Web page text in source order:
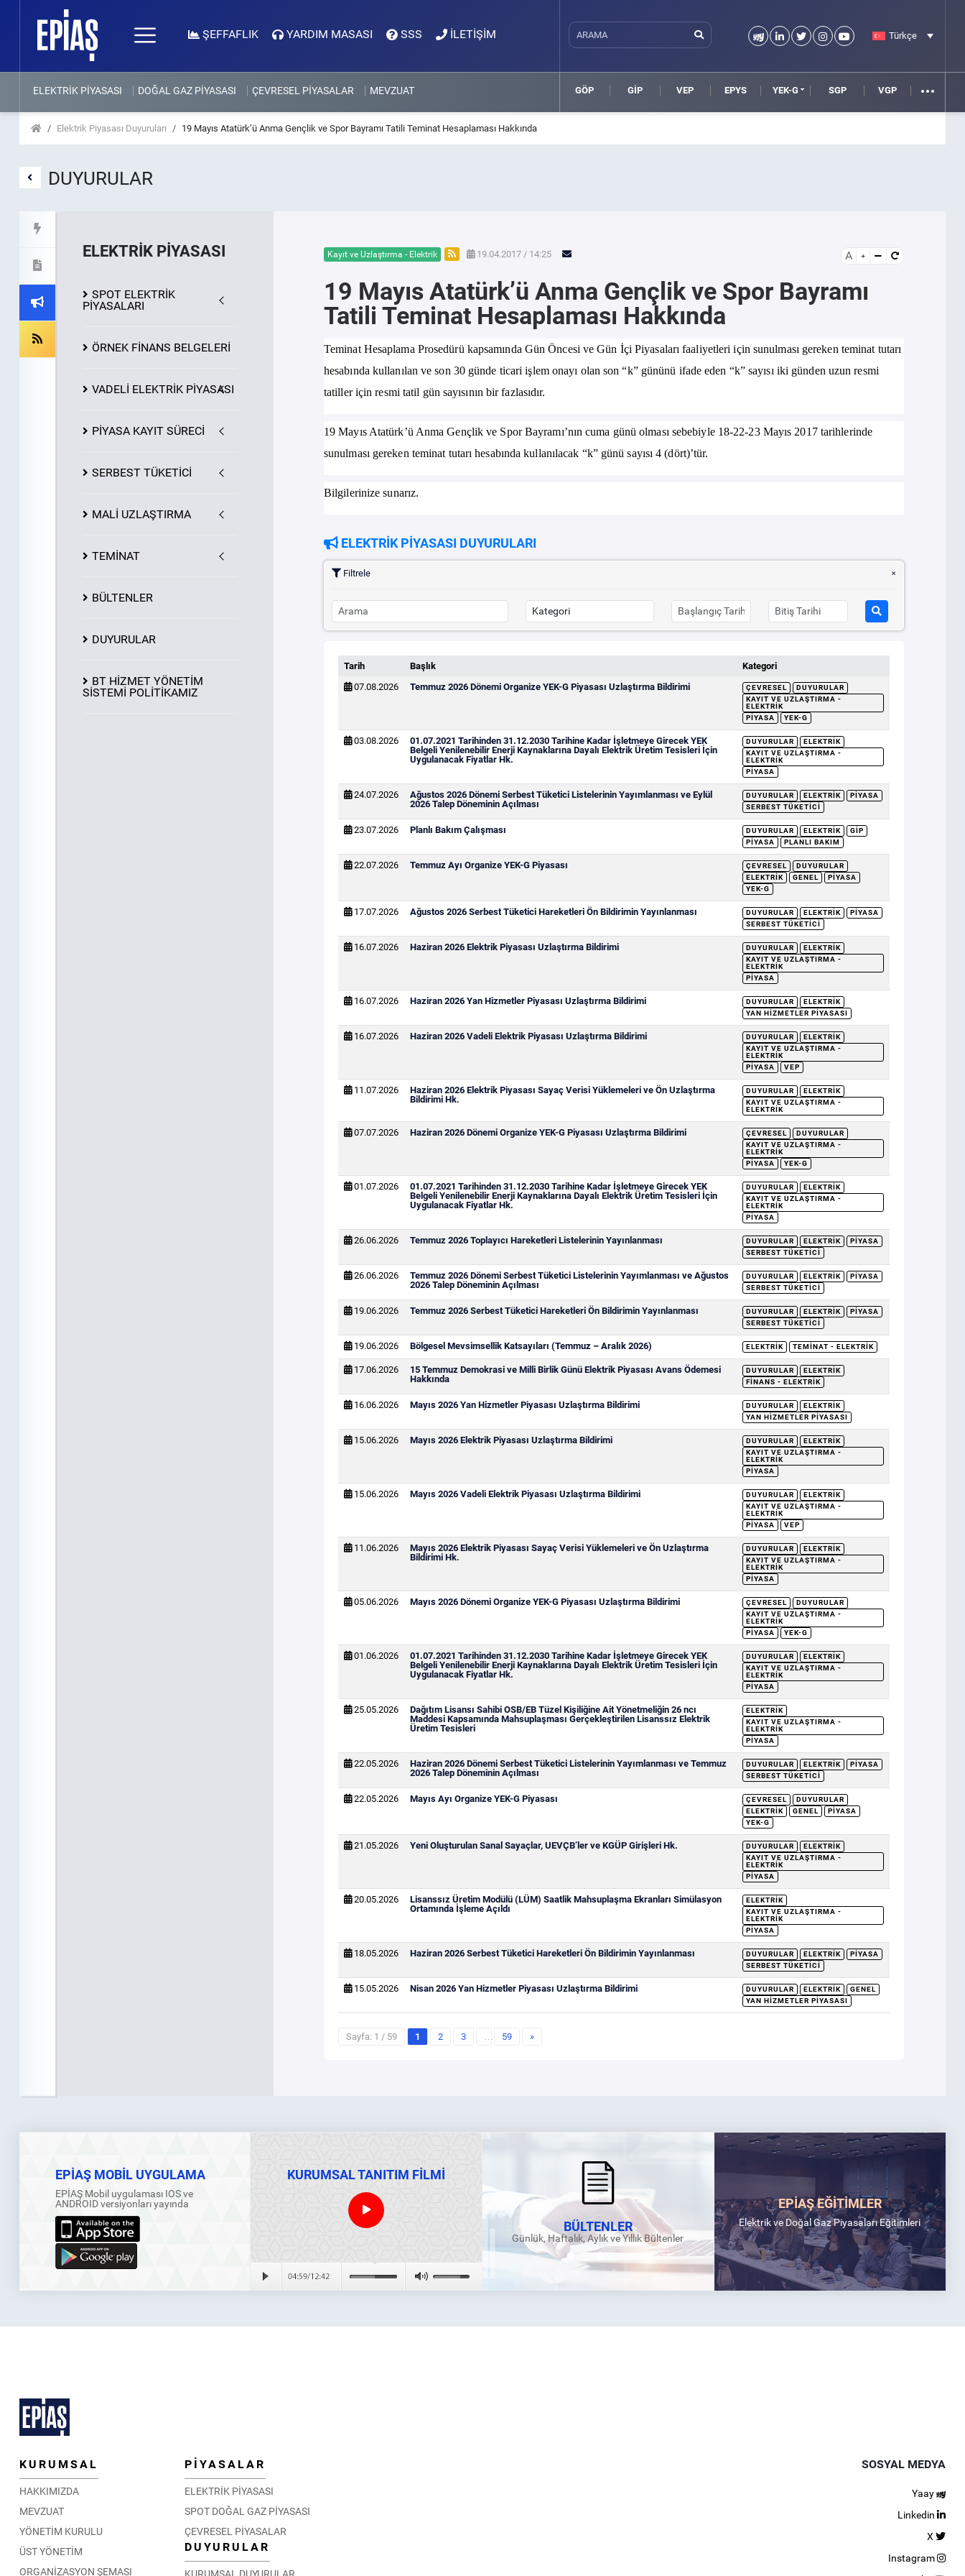
ŞEFFAFLIK YARDIM MASASI SSS İLETİŞİM Türkçe
ELEKTRİK PİYASASI DOĞAL GAZ PİYASASI ÇEVRESEL PİYASALAR MEVZUAT GÖP GİP VEP EPYS YEK-G SGP VGP
Elektrik Piyasası Duyuruları 19 Mayıs Atatürk’ü Anma Gençlik ve Spor Bayramı Tatili Teminat Hesaplaması Hakkında
DUYURULAR
ELEKTRİK PİYASASI
SPOT ELEKTRİK
PİYASALARI
ÖRNEK FİNANS BELGELERİ
VADELİ ELEKTRİK PİYASASI
PİYASAKAYIT SÜRECİ
SERBEST TÜKETİCİ
MALİ UZLAŞTIRMA
TEMİNAT
BÜLTENLER
DUYURULAR
BT HİZMET YÖNETİM
SİSTEMİ POLİTİKAMIZ
Kayıt ve Uzlaştırma - Elektrik 19.04.2017 / 14:25 A
19 Mayıs Atatürk’ü Anma Gençlik ve Spor Bayramı
Tatili Teminat Hesaplaması Hakkında
Teminat Hesaplama Prosedürü kapsamında Gün Öncesi ve Gün İçi Piyasaları faaliyetleri için sunulması gereken teminat tutarı
hesabında kullanılan ve son 30 günde ticari işlem onayı olan son “k” gününü ifade eden “k” sayısı iki günden uzun resmi
tatiller için resmi tatil gün sayısının bir fazlasıdır.
19 Mayıs Atatürk’ü Anma Gençlik ve Spor Bayramı’nın cuma günü olması sebebiyle 18-22-23 Mayıs 2017 tarihlerinde
sunulması gereken teminat tutarı hesabında kullanılacak “k” günü sayısı 4 (dört)’tür.
Bilgilerinize sunarız.
ELEKTRİK PİYASASI DUYURULARI
Filtrele
Tarih Başlık
Kategori
07.08.2026
Temmuz 2026 Dönemi Organize YEK-G Piyasası Uzlaştırma Bildirimi ÇEVRESEL
DUYURULAR
KAYIT VE UZLAŞTIRMA -
ELEKTRIK
PIYASA
YEK-G
03.08.2026
01.07.2021 Tarihinden 31.12.2030 Tarihine Kadar İşletmeye Girecek YEK
Belgeli Yenilenebilir Enerji Kaynaklarına Dayalı Elektrik Üretim Tesisleri İçin
Uygulanacak Fiyatlar Hk.
DUYURULAR
ELEKTRIK
KAYIT VE UZLAŞTIRMA -
ELEKTRIK
PIYASA
24.07.2026
Ağustos 2026 Dönemi Serbest Tüketici Listelerinin Yayımlanması ve Eylül
2026 Talep Döneminin Açılması
DUYURULAR ELEKTRIK
PIYASA
SERBEST TÜKETICI
23.07.2026 Planlı Bakım Çalışması DUYURULAR ELEKTRIK
GİP
PIYASA
PLANLI BAKIM
22.07.2026 Temmuz Ayı Organize YEK-G Piyasası ÇEVRESEL
DUYURULAR
ELEKTRIK
GENEL
PIYASA
YEK-G
17.07.2026 Ağustos 2026 Serbest Tüketici Hareketleri Ön Bildirimin Yayınlanması DUYURULAR ELEKTRIK
PIYASA
SERBEST TÜKETICI
16.07.2026 Haziran 2026 Elektrik Piyasası Uzlaştırma Bildirimi DUYURULAR
ELEKTRIK
KAYIT VE UZLAŞTIRMA -
ELEKTRIK
PIYASA
16.07.2026 Haziran 2026 Yan Hizmetler Piyasası Uzlaştırma Bildirimi DUYURULAR
ELEKTRIK
YAN HIZMETLER PIYASASI
16.07.2026 Haziran 2026 Vadeli Elektrik Piyasası Uzlaştırma Bildirimi DUYURULAR
ELEKTRIK
KAYIT VE UZLAŞTIRMA -
ELEKTRIK
PIYASA
VEP
11.07.2026
Haziran 2026 Elektrik Piyasası Sayaç Verisi Yüklemeleri ve Ön Uzlaştırma
Bildirimi Hk.
DUYURULAR
ELEKTRIK
KAYIT VE UZLAŞTIRMA -
ELEKTRIK
07.07.2026 Haziran 2026 Dönemi Organize YEK-G Piyasası Uzlaştırma Bildirimi ÇEVRESEL
DUYURULAR
KAYIT VE UZLAŞTIRMA -
ELEKTRIK
PIYASA
YEK-G
01.07.2026
01.07.2021 Tarihinden 31.12.2030 Tarihine Kadar İşletmeye Girecek YEK
Belgeli Yenilenebilir Enerji Kaynaklarına Dayalı Elektrik Üretim Tesisleri İçin
Uygulanacak Fiyatlar Hk.
DUYURULAR
ELEKTRIK
KAYIT VE UZLAŞTIRMA -
ELEKTRIK
PIYASA
26.06.2026 Temmuz 2026 Toplayıcı Hareketleri Listelerinin Yayınlanması DUYURULAR ELEKTRIK
PIYASA
SERBEST TÜKETICI
26.06.2026
Temmuz 2026 Dönemi Serbest Tüketici Listelerinin Yayımlanması ve Ağustos
2026 Talep Döneminin Açılması
DUYURULAR ELEKTRIK
PIYASA
SERBEST TÜKETICI
19.06.2026 Temmuz 2026 Serbest Tüketici Hareketleri Ön Bildirimin Yayınlanması DUYURULAR ELEKTRIK
PIYASA
SERBEST TÜKETICI
19.06.2026 Bölgesel Mevsimsellik Katsayıları (Temmuz – Aralık 2026) ELEKTRIK TEMINAT - ELEKTRIK
17.06.2026
15 Temmuz Demokrasi ve Milli Birlik Günü Elektrik Piyasası Avans Ödemesi
Hakkında
DUYURULAR
ELEKTRIK
FINANS - ELEKTRIK
16.06.2026 Mayıs 2026 Yan Hizmetler Piyasası Uzlaştırma Bildirimi DUYURULAR
ELEKTRIK
YAN HIZMETLER PIYASASI
15.06.2026 Mayıs 2026 Elektrik Piyasası Uzlaştırma Bildirimi DUYURULAR
ELEKTRIK
KAYIT VE UZLAŞTIRMA -
ELEKTRIK
PIYASA
15.06.2026 Mayıs 2026 Vadeli Elektrik Piyasası Uzlaştırma Bildirimi DUYURULAR
ELEKTRIK
KAYIT VE UZLAŞTIRMA -
ELEKTRIK
PIYASA
VEP
11.06.2026
Mayıs 2026 Elektrik Piyasası Sayaç Verisi Yüklemeleri ve Ön Uzlaştırma
Bildirimi Hk.
DUYURULAR
ELEKTRIK
KAYIT VE UZLAŞTIRMA -
ELEKTRIK
PIYASA
05.06.2026 Mayıs 2026 Dönemi Organize YEK-G Piyasası Uzlaştırma Bildirimi ÇEVRESEL
DUYURULAR
KAYIT VE UZLAŞTIRMA -
ELEKTRIK
PIYASA
YEK-G
01.06.2026
01.07.2021 Tarihinden 31.12.2030 Tarihine Kadar İşletmeye Girecek YEK
Belgeli Yenilenebilir Enerji Kaynaklarına Dayalı Elektrik Üretim Tesisleri İçin
Uygulanacak Fiyatlar Hk.
DUYURULAR
ELEKTRIK
KAYIT VE UZLAŞTIRMA -
ELEKTRIK
PIYASA
25.05.2026
Dağıtım Lisansı Sahibi OSB/EB Tüzel Kişiliğine Ait Yönetmeliğin 26 ncı
Maddesi Kapsamında Mahsuplaşması Gerçekleştirilen Lisanssız Elektrik
Üretim Tesisleri
ELEKTRIK
KAYIT VE UZLAŞTIRMA -
ELEKTRIK
PIYASA
22.05.2026
Haziran 2026 Dönemi Serbest Tüketici Listelerinin Yayımlanması ve Temmuz
2026 Talep Döneminin Açılması
DUYURULAR ELEKTRIK
PIYASA
SERBEST TÜKETICI
22.05.2026 Mayıs Ayı Organize YEK-G Piyasası ÇEVRESEL
DUYURULAR
ELEKTRIK
GENEL
PIYASA
YEK-G
21.05.2026 Yeni Oluşturulan Sanal Sayaçlar, UEVÇB’ler ve KGÜP Girişleri Hk. DUYURULAR
ELEKTRIK
KAYIT VE UZLAŞTIRMA -
ELEKTRIK
PIYASA
20.05.2026
Lisanssız Üretim Modülü (LÜM) Saatlik Mahsuplaşma Ekranları Simülasyon
Ortamında İşleme Açıldı
ELEKTRIK
KAYIT VE UZLAŞTIRMA -
ELEKTRIK
PIYASA
18.05.2026 Haziran 2026 Serbest Tüketici Hareketleri Ön Bildirimin Yayınlanması DUYURULAR ELEKTRIK
PIYASA
SERBEST TÜKETICI
15.05.2026 Nisan 2026 Yan Hizmetler Piyasası Uzlaştırma Bildirimi DUYURULAR ELEKTRIK
GENEL
YAN HIZMETLER PIYASASI
Sayfa: 1 / 59 1 2 3 … 59 »
EPİAŞ MOBİL UYGULAMA
EPİAŞ Mobil uygulaması IOS ve
ANDROID versiyonları yayında
KURUMSAL TANITIM FİLMİ
BÜLTENLER
Günlük, Haftalık, Aylık ve Yıllık Bültenler
EPİAŞ EĞİTİMLER
Elektrik ve Doğal Gaz Piyasaları Eğitimleri
KURUMSAL
HAKKIMIZDA
MEVZUAT
YÖNETİM KURULU
ÜST YÖNETİM
ORGANİZASYON ŞEMASI
PİYASALAR
ELEKTRİK PİYASASI
SPOT DOĞAL GAZ PİYASASI
ÇEVRESEL PİYASALAR
DUYURULAR
SOSYAL MEDYA
Yaay
Linkedin
X
Instagram